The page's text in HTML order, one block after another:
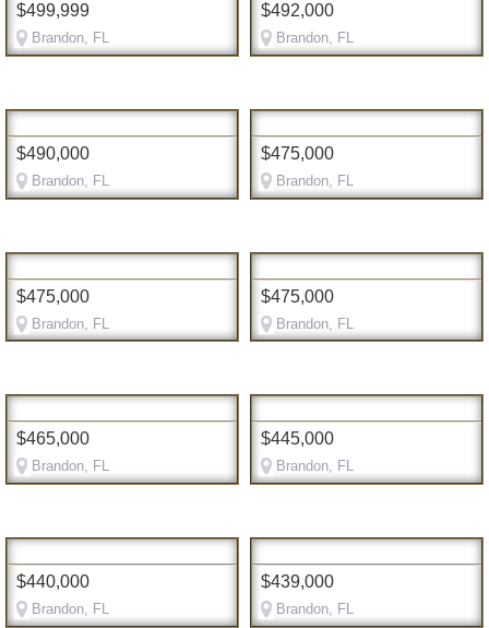
$499,999
Brandon, FL
$492,000
Brandon, FL
$490,000
Brandon, FL
$475,000
Brandon, FL
$475,000
Brandon, FL
$475,000
Brandon, FL
$465,000
Brandon, FL
$445,000
Brandon, FL
$440,000
Brandon, FL
$439,000
Brandon, FL